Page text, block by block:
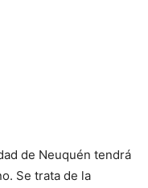
de Neuquén tendrá
Se trata de la